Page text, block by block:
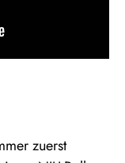
zuerst